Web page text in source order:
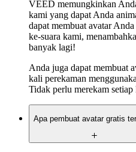
VEED memungkinkan
kami yang dapat Anda
dapat membuat avatar
ke-suara kami,
banyak lagi!
Anda juga dapat membuat
kali perekaman
Tidak perlu merekam setiap
Apa pembuat avatar gratis